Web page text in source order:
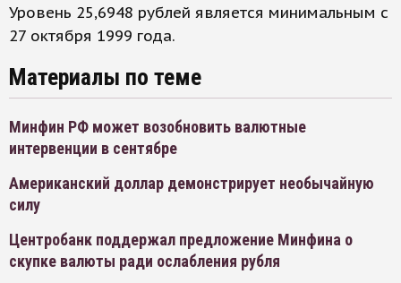
Уровень 25,6948 рублей является минимальным с
27 октября 1999 года.
Материалы по теме
Минфин РФ может возобновить валютные
интервенции в сентябре
Американский доллар демонстрирует необычайную
силу
Центробанк поддержал предложение Минфина о
скупке валюты ради ослабления рубля